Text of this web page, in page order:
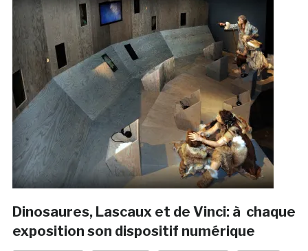
Dinosaures, Lascaux et de Vinci: à chaque
exposition son dispositif numérique